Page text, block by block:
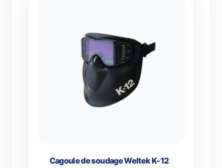
Cagoule de soudage Weltek K-12